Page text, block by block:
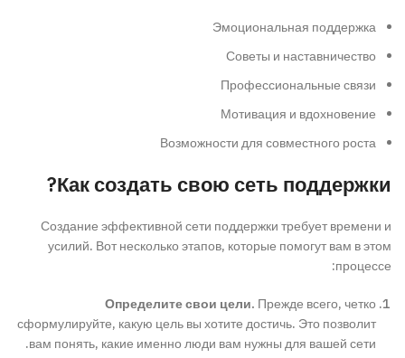
Эмоциональная поддержка
Советы и наставничество
Профессиональные связи
Мотивация и вдохновение
Возможности для совместного роста
Как создать свою сеть поддержки?
Создание эффективной сети поддержки требует времени и
усилий. Вот несколько этапов, которые помогут вам в этом
процессе:
Определите свои цели. Прежде всего, четко
сформулируйте, какую цель вы хотите достичь. Это позволит
вам понять, какие именно люди вам нужны для вашей сети.